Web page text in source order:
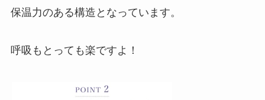
保温力のある構造となっています。
呼吸もとっても楽ですよ！